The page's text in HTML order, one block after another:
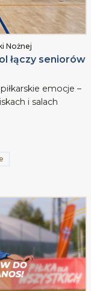
Nożnej
łączy seniorów
emocje –
i salach